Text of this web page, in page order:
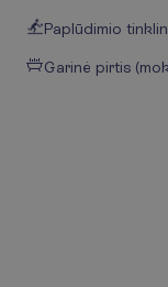
Paplūdimio
Garinė pirtis